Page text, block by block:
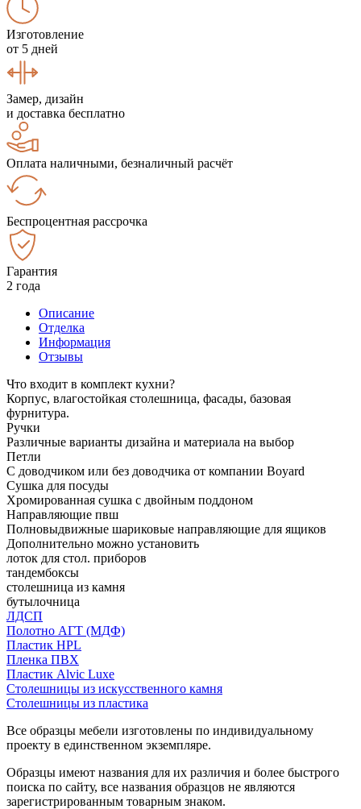
Изготовление
от 5 дней
Замер, дизайн
и доставка бесплатно
Оплата наличными, безналичный расчёт
Беспроцентная рассрочка
Гарантия
2 года
Описание
Отделка
Информация
Отзывы
Что входит в комплект кухни?
Корпус, влагостойкая столешница, фасады, базовая
фурнитура.
Ручки
Различные варианты дизайна и материала на выбор
Петли
С доводчиком или без доводчика от компании Boyard
Сушка для посуды
Хромированная сушка с двойным поддоном
Направляющие пвш
Полновыдвижные шариковые направляющие для ящиков
Дополнительно можно установить
лоток для стол. приборов
тандембоксы
столешница из камня
бутылочница
ЛДСП
Полотно АГТ (МДФ)
Пластик HPL
Пленка ПВХ
Пластик Alvic Luxe
Столешницы из искусственного камня
Столешницы из пластика
Все образцы мебели изготовлены по индивидуальному
проекту в единственном экземпляре.
Образцы имеют названия для их различия и более быстрого
поиска по сайту, все названия образцов не являются
зарегистрированным товарным знаком.